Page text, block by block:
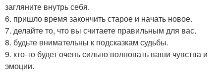
загляните внутрь себя.
6. пришло время закончить старое и начать новое.
7. делайте то, что вы считаете правильным для вас.
8. будьте внимательны к подсказкам судьбы.
9. кто-то будет очень сильно волновать ваши чувства и
эмоции.